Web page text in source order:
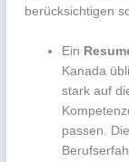
berücksichtigen
Ein
Kanada
stark auf
passen.